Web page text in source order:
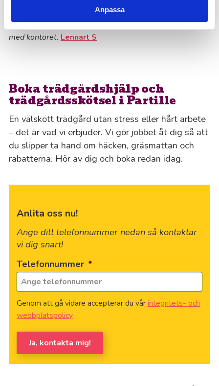
Anpassa
Personen som sköter vår trädgård gör ett utmärkt jobb
med kontoret. Lennart S
Boka trädgårdshjälp och
trädgårdsskötsel i Partille
En välskött trädgård utan stress eller hårt arbete
– det är vad vi erbjuder. Vi gör jobbet åt dig så att
du slipper ta hand om häcken, gräsmattan och
rabatterna. Hör av dig och boka redan idag.
Anlita oss nu!
Ange ditt telefonnummer nedan så kontaktar
vi dig snart!
Telefonnummer *
Genom att gå vidare accepterar du vårintegritets- och
webbplatspolicy.
Ja, kontakta mig!